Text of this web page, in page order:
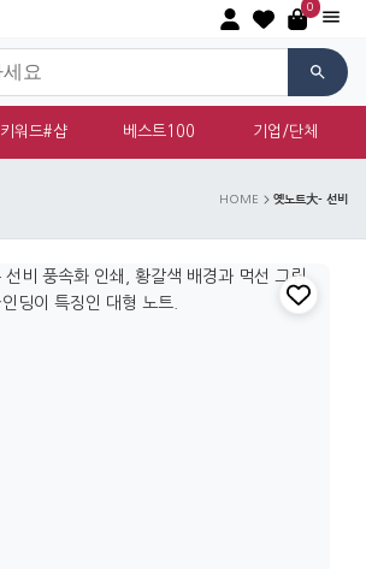
0
키워드#샵 베스트100 기업/단체
HOME 옛노트大- 선비